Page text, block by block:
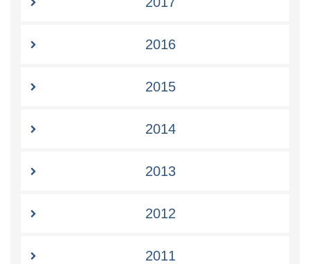
2016
2015
2014
2013
2012
2011